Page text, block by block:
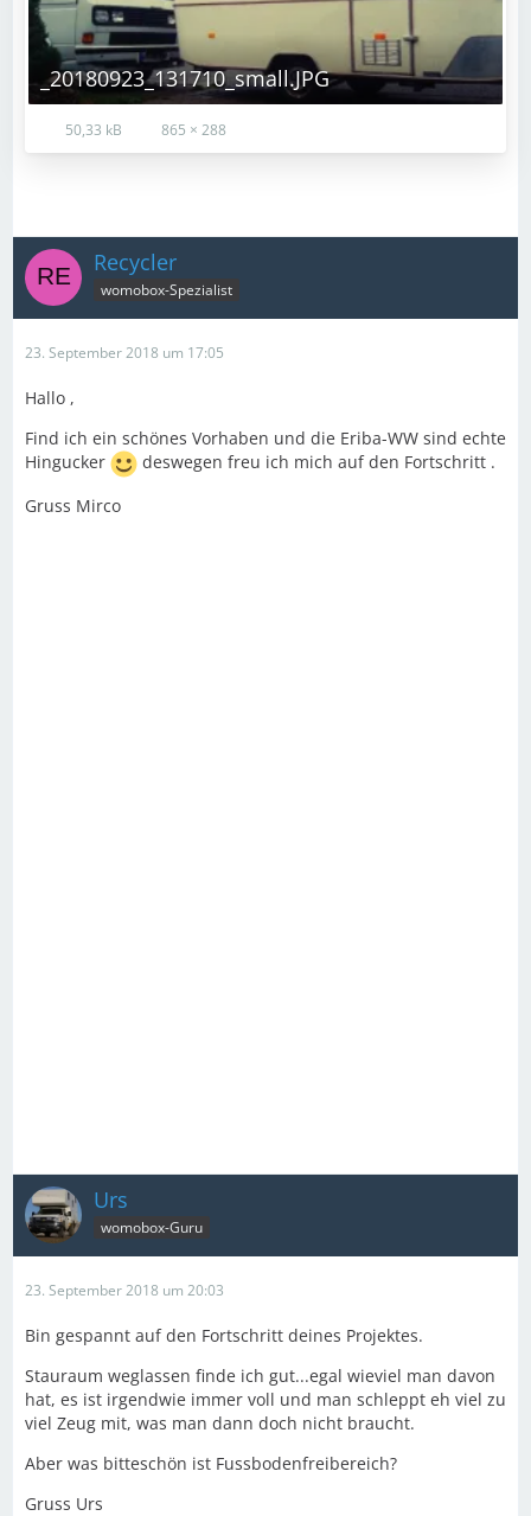
_20180923_131710_small.JPG
50,33 kB 865 × 288
Recycler
womobox-Spezialist
23. September 2018 um 17:05
Hallo ,
Find ich ein schönes Vorhaben und die Eriba-WW sind echte
Hingucker
deswegen freu ich mich auf den Fortschritt .
Gruss Mirco
Urs
womobox-Guru
23. September 2018 um 20:03
Bin gespannt auf den Fortschritt deines Projektes.
Stauraum weglassen finde ich gut...egal wieviel man davon
hat, es ist irgendwie immer voll und man schleppt eh viel zu
viel Zeug mit, was man dann doch nicht braucht.
Aber was bitteschön ist Fussbodenfreibereich?
Gruss Urs